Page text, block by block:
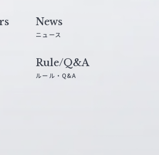
News
ニュース
Rule/Q&A
ルール・Q&A